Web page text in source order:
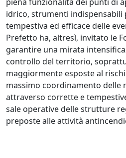
idrico, strumenti indispensabili
tempestiva ed efficace delle
Prefetto ha, altresì, invitato le
garantire una mirata
controllo del territorio,
maggiormente esposte al
massimo coordinamento delle
attraverso corrette e
sale operative delle strutture
preposte alle attività